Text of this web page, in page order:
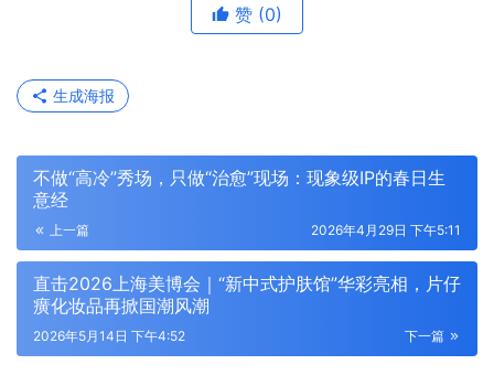
赞 (0)
生成海报
不做“高冷”秀场，只做“治愈”现场：现象级IP的春日生
意经
上一篇 2026年4月29日 下午5:11
直击2026上海美博会｜“新中式护肤馆”华彩亮相，片仔
癀化妆品再掀国潮风潮
下一篇
2026年5月14日 下午4:52